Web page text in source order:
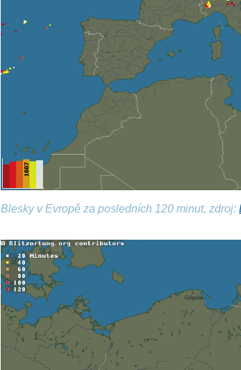
Blesky v Evropě za posledních 120 minut, zdroj: